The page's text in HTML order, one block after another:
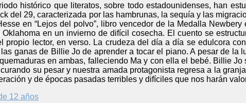
histórico que literatos, sobre todo estadounidenses, han
del 29, caracterizada por las hambrunas, la sequía y las
en “Lejos del polvo”, libro vencedor de la Medalla
en un invierno de difícil cosecha. El cuento se
propio lector, en verso. La crudeza del día a día se edulcora
ganas de Billie Jo de aprender a tocar el piano. A pesar de la
en ambas, falleciendo Ma y con ella el bebé. Billie
su pesar y nuestra amada protagonista regresa a la
y de épocas pasadas terribles y difíciles que nos harán
12 años